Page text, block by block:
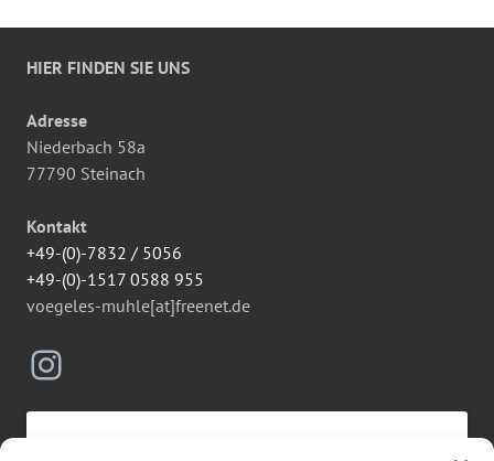
HIER FINDEN SIE UNS
Adresse
Niederbach 58a
77790 Steinach
Kontakt
+49-(0)-7832 / 5056
+49-(0)-1517 0588 955
voegeles-muhle[at]freenet.de
Instagram